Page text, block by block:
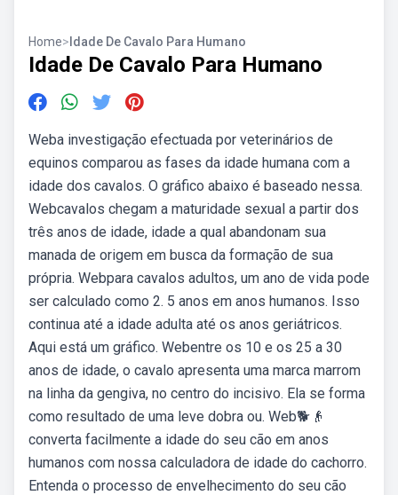
Home> Idade De Cavalo Para Humano
Idade De Cavalo Para Humano
Weba investigação efectuada por veterinários de
equinos comparou as fases da idade humana com a
idade dos cavalos. O gráfico abaixo é baseado nessa.
Webcavalos chegam a maturidade sexual a partir dos
três anos de idade, idade a qual abandonam sua
manada de origem em busca da formação de sua
própria. Webpara cavalos adultos, um ano de vida pode
ser calculado como 2. 5 anos em anos humanos. Isso
continua até a idade adulta até os anos geriátricos.
Aqui está um gráfico. Webentre os 10 e os 25 a 30
anos de idade, o cavalo apresenta uma marca marrom
na linha da gengiva, no centro do incisivo. Ela se forma
como resultado de uma leve dobra ou. Web🐕👴
converta facilmente a idade do seu cão em anos
humanos com nossa calculadora de idade do cachorro.
Entenda o processo de envelhecimento do seu cão